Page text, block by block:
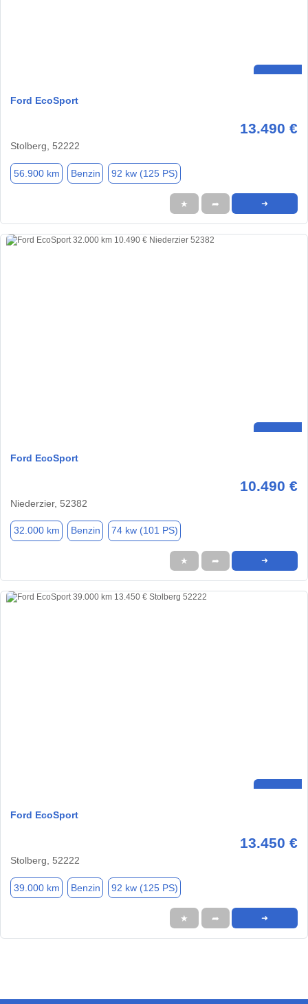
Ford EcoSport
13.490 €
Stolberg, 52222
56.900 km Benzin 92 kw (125 PS)
★ ➦ ➜
Ford EcoSport
10.490 €
Niederzier, 52382
32.000 km Benzin 74 kw (101 PS)
★ ➦ ➜
Ford EcoSport
13.450 €
Stolberg, 52222
39.000 km Benzin 92 kw (125 PS)
★ ➦ ➜